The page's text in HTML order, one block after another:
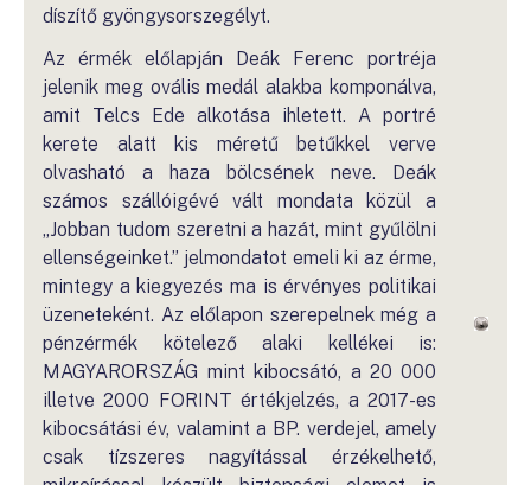
díszítő gyöngysorszegélyt.
Az érmék előlapján Deák Ferenc portréja
jelenik meg ovális medál alakba komponálva,
amit Telcs Ede alkotása ihletett. A portré
kerete alatt kis méretű betűkkel verve
olvasható a haza bölcsének neve. Deák
számos szállóigévé vált mondata közül a
„Jobban tudom szeretni a hazát, mint gyűlölni
ellenségeinket.” jelmondatot emeli ki az érme,
mintegy a kiegyezés ma is érvényes politikai
üzeneteként. Az előlapon szerepelnek még a
pénzérmék kötelező alaki kellékei is:
MAGYARORSZÁG mint kibocsátó, a 20 000
illetve 2000 FORINT értékjelzés, a 2017-es
kibocsátási év, valamint a BP. verdejel, amely
csak tízszeres nagyítással érzékelhető,